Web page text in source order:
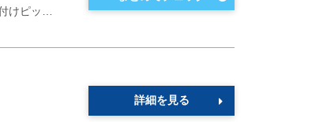
けピッ…
詳細を見る